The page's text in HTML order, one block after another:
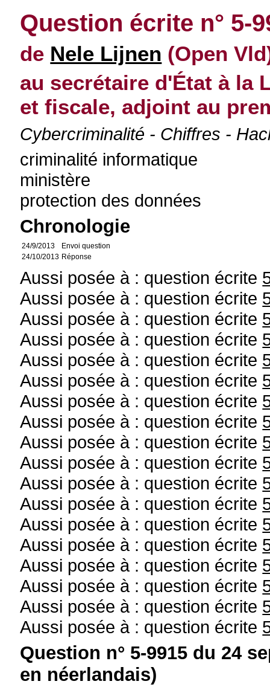
Question écrite n° 5-
de Nele Lijnen (Open
au secrétaire d'État à la
et fiscale, adjoint au
Cybercriminalité - Chiffres -
criminalité informatique
ministère
protection des données
Chronologie
24/9/2013
Envoi question
24/10/2013 Réponse
Aussi posée à : question écrite
Aussi posée à : question écrite
Aussi posée à : question écrite
Aussi posée à : question écrite
Aussi posée à : question écrite
Aussi posée à : question écrite
Aussi posée à : question écrite
Aussi posée à : question écrite
Aussi posée à : question écrite
Aussi posée à : question écrite
Aussi posée à : question écrite
Aussi posée à : question écrite
Aussi posée à : question écrite
Aussi posée à : question écrite
Aussi posée à : question écrite
Aussi posée à : question écrite
Aussi posée à : question écrite
Aussi posée à : question écrite
Question n° 5-9915 du 24
en néerlandais)